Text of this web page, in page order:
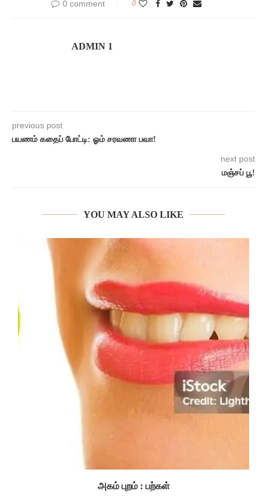
0 comment 0
ADMIN 1
previous post
பயணம் கதைப் போட்டி: ஓம் சரவணா பவா!
next post
மஞ்சப் பூ!
YOU MAY ALSO LIKE
அகம் புறம் : பற்கள்